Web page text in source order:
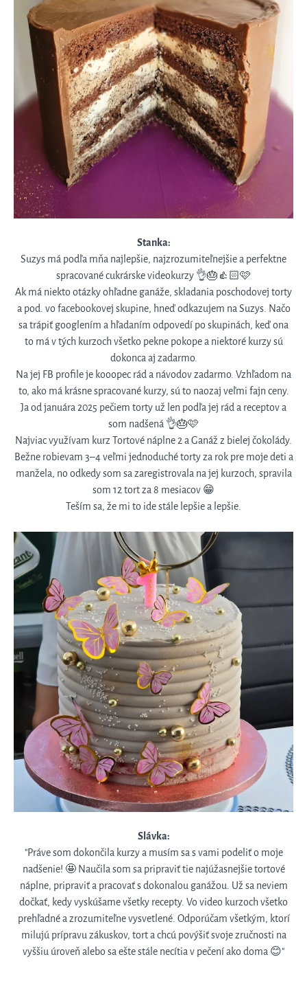
Stanka:
Suzys má podľa mňa najlepšie, najzrozumiteľnejšie a perfektne
spracované cukrárske videokurzy 👌🎂👍🏻🩷
Ak má niekto otázky ohľadne ganáže, skladania poschodovej torty
a pod. vo facebookovej skupine, hneď odkazujem na Suzys. Načo
sa trápiť googlením a hľadaním odpovedí po skupinách, keď ona
to má v tých kurzoch všetko pekne pokope a niektoré kurzy sú
dokonca aj zadarmo.
Na jej FB profile je kooopec rád a návodov zadarmo. Vzhľadom na
to, ako má krásne spracované kurzy, sú to naozaj veľmi fajn ceny.
Ja od januára 2025 pečiem torty už len podľa jej rád a receptov a
som nadšená 👌🎂🩷
Najviac využívam kurz Tortové náplne 2 a Ganáž z bielej čokolády.
Bežne robievam 3–4 veľmi jednoduché torty za rok pre moje deti a
manžela, no odkedy som sa zaregistrovala na jej kurzoch, spravila
som 12 tort za 8 mesiacov 😁
Teším sa, že mi to ide stále lepšie a lepšie.
Slávka:
"Práve som dokončila kurzy a musím sa s vami podeliť o moje
nadšenie! 🤩 Naučila som sa pripraviť tie najúžasnejšie tortové
náplne, pripraviť a pracovať s dokonalou ganážou. Už sa neviem
dočkať, kedy vyskúšame všetky recepty. Vo video kurzoch všetko
prehľadné a zrozumiteľne vysvetlené. Odporúčam všetkým, ktorí
milujú prípravu zákuskov, tort a chcú povýšiť svoje zručnosti na
vyššiu úroveň alebo sa ešte stále necítia v pečení ako doma 😊"